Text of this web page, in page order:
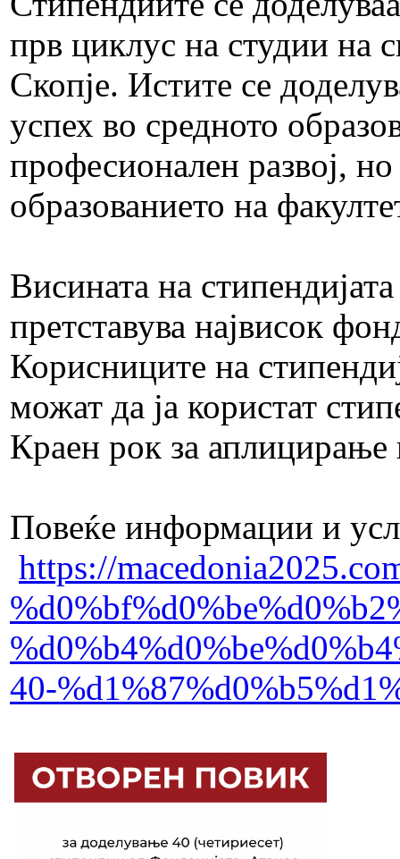
прв циклус на студии на
Скопје. Истите се
успех во средното
професионален развој,
образованието на
Висината на
претставува највисок
Корисниците на
можат да ја користат
Краен рок за
Повеќе информации и
https://
40-